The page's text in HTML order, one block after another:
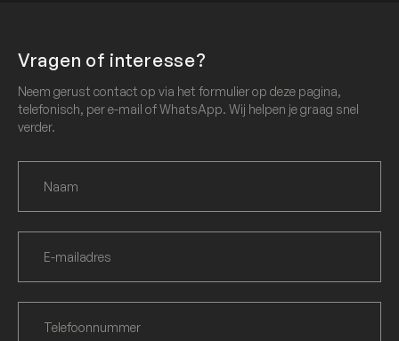
Vragen of interesse?
Neem gerust contact op via het formulier op deze pagina,
telefonisch, per e-mail of WhatsApp. Wij helpen je graag snel
verder.